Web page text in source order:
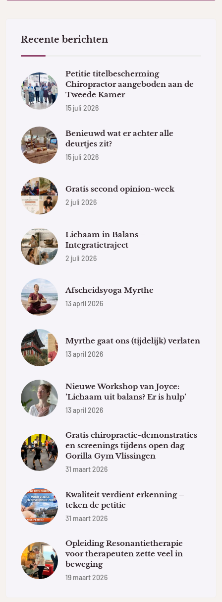
Recente berichten
Petitie titelbescherming
Chiropractor aangeboden aan de
Tweede Kamer
15 juli 2026
Benieuwd wat er achter alle
deurtjes zit?
15 juli 2026
Gratis second opinion-week
2 juli 2026
Lichaam in Balans –
Integratietraject
2 juli 2026
Afscheidsyoga Myrthe
13 april 2026
Myrthe gaat ons (tijdelijk) verlaten
13 april 2026
Nieuwe Workshop van Joyce:
’Lichaam uit balans? Er is hulp’
13 april 2026
Gratis chiropractie-demonstraties
en screenings tijdens open dag
Gorilla Gym Vlissingen
31 maart 2026
Kwaliteit verdient erkenning –
teken de petitie
31 maart 2026
Opleiding Resonantietherapie
voor therapeuten zette veel in
beweging
19 maart 2026